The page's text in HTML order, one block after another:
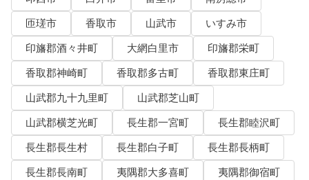
匝瑳市
香取市 山武市
いすみ市
印旛郡酒々井町
大網白里市
印旛郡栄町
香取郡神崎町
香取郡多古町
香取郡東庄町
山武郡九十九里町
山武郡芝山町
山武郡横芝光町
長生郡一宮町
長生郡睦沢町
長生郡長生村
長生郡白子町
長生郡長柄町
長生郡長南町
夷隅郡大多喜町
夷隅郡御宿町